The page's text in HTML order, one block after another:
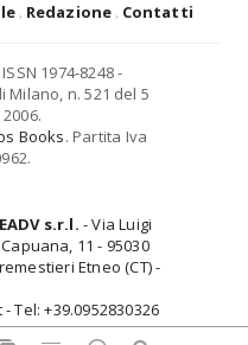
Redazione Contatti
1974-8248 -
n. 521 del 5
Books. Partita Iva
EADV s.r.l. - Via Luigi
Capuana, 11 - 95030
Etneo (CT) -
Tel: +39.0952830326